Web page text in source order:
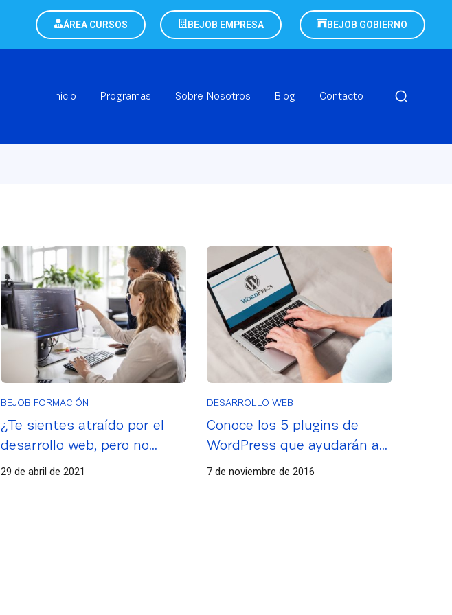
ÁREA CURSOS BEJOB EMPRESA BEJOB GOBIERNO
Inicio Programas Sobre Nosotros Blog Contacto
BEJOB FORMACIÓN
¿Te sientes atraído por el
desarrollo web, pero no
sabes cómo empezar?
29 de abril de 2021
DESARROLLO WEB
Conoce los 5 plugins de
WordPress que ayudarán a
la velocidad de carga de tu
7 de noviembre de 2016